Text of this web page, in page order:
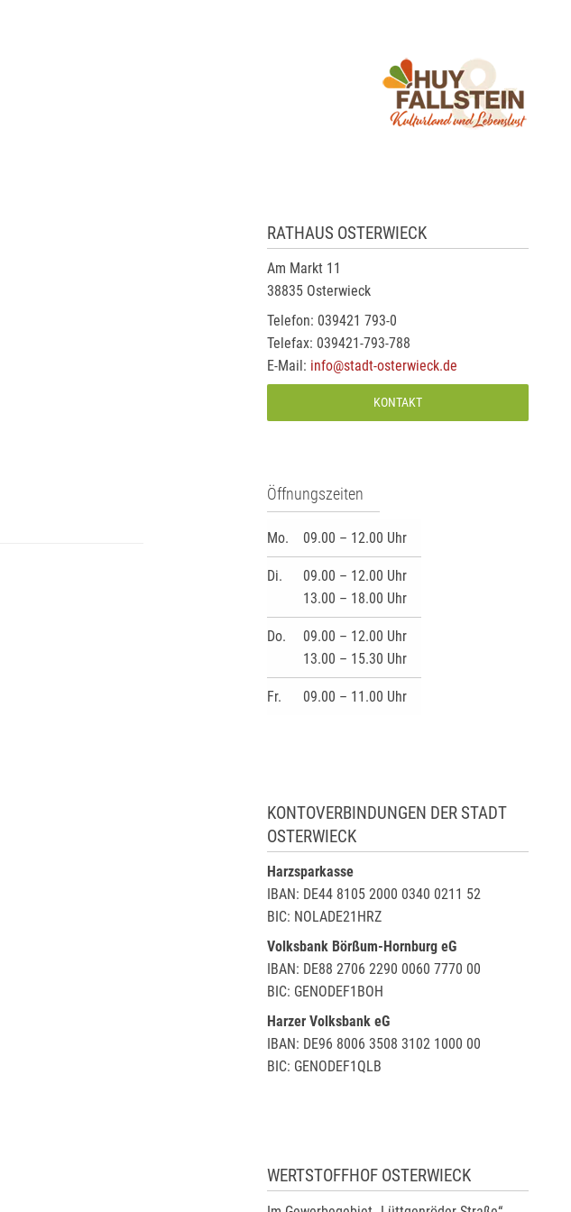
RATHAUS OSTERWIECK
Am Markt 11
38835 Osterwieck
Telefon: 039421 793-0
Telefax: 039421-793-788
E-Mail: info@stadt-osterwieck.de
KONTAKT
Öffnungszeiten
Mo. 09.00 – 12.00 Uhr
Di.
09.00 – 12.00 Uhr
13.00 – 18.00 Uhr
Do.
09.00 – 12.00 Uhr
13.00 – 15.30 Uhr
Fr. 09.00 – 11.00 Uhr
KONTOVERBINDUNGEN DER STADT
OSTERWIECK
Harzsparkasse
IBAN: DE44 8105 2000 0340 0211 52
BIC: NOLADE21HRZ
Volksbank Börßum-Hornburg eG
IBAN: DE88 2706 2290 0060 7770 00
BIC: GENODEF1BOH
Harzer Volksbank eG
IBAN: DE96 8006 3508 3102 1000 00
BIC: GENODEF1QLB
WERTSTOFFHOF OSTERWIECK